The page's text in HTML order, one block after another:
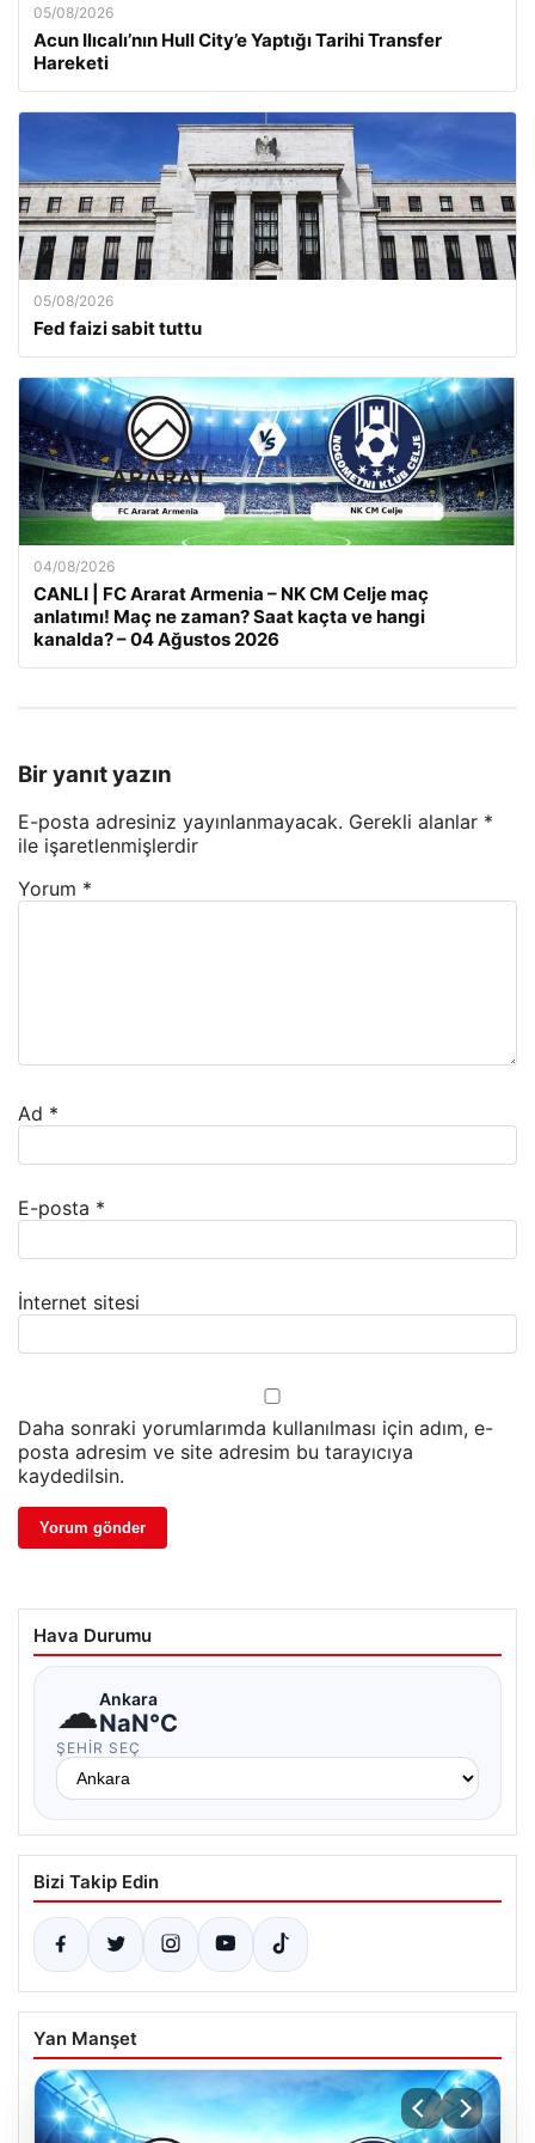
05/08/2026
Acun Ilıcalı’nın Hull City’e Yaptığı Tarihi Transfer
Hareketi
05/08/2026
Fed faizi sabit tuttu
04/08/2026
CANLI | FC Ararat Armenia – NK CM Celje maç
anlatımı! Maç ne zaman? Saat kaçta ve hangi
kanalda? – 04 Ağustos 2026
Bir yanıt yazın
E-posta adresiniz yayınlanmayacak. Gerekli alanlar *
ile işaretlenmişlerdir
Yorum *
Ad *
E-posta *
İnternet sitesi
Daha sonraki yorumlarımda kullanılması için adım, e-
posta adresim ve site adresim bu tarayıcıya
kaydedilsin.
Hava Durumu
☁Ankara
NaN°C
ŞEHIR SEÇ
Bizi Takip Edin
Yan Manşet